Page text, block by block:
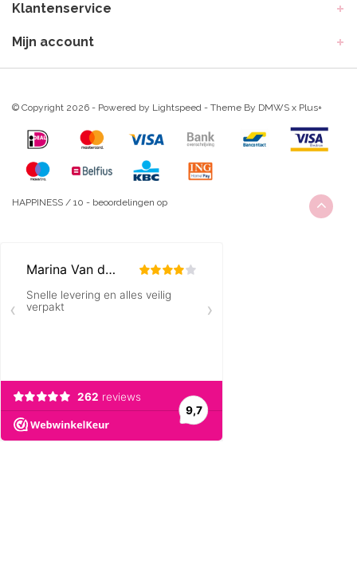
Klantenservice
Mijn account
© Copyright 2026 - Powered by Lightspeed - Theme By DMWS x Plus+
HAPPINESS / 10 - beoordelingen op